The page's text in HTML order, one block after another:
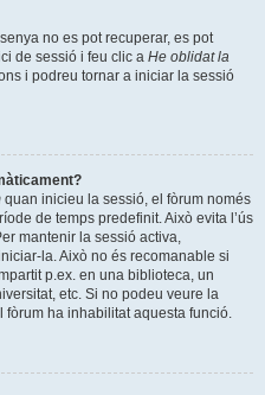
no es pot recuperar, es pot
de sessió i feu clic a He oblidat la
i podreu tornar a iniciar la sessió
quan inicieu la sessió, el fòrum només
de temps predefinit. Això evita l’ús
mantenir la sessió activa,
la. Això no és recomanable si
p.ex. en una biblioteca, un
etc. Si no podeu veure la
ha inhabilitat aquesta funció.